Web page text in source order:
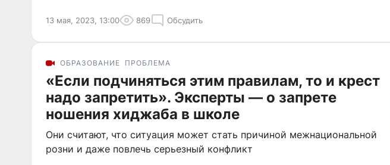
13 мая, 2023, 13:00 869 Обсудить
ОБРАЗОВАНИЕ ПРОБЛЕМА
«Если подчиняться этим правилам, то и крест
надо запретить». Эксперты — о запрете
ношения хиджаба в школе
Они считают, что ситуация может стать причиной межнациональной
розни и даже повлечь серьезный конфликт